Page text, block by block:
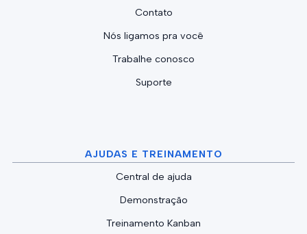
Contato
Nós ligamos pra você
Trabalhe conosco
Suporte
AJUDAS E TREINAMENTO
Central de ajuda
Demonstração
Treinamento Kanban